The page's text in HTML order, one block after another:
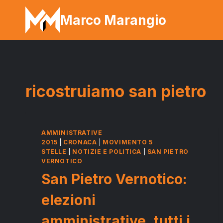
contenuto
Marco Marangio
ricostruiamo san pietro
AMMINISTRATIVE
2015
CRONACA
MOVIMENTO 5
STELLE
NOTIZIE E POLITICA
SAN PIETRO
VERNOTICO
San Pietro Vernotico:
elezioni